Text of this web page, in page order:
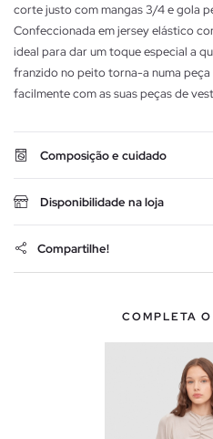
corte justo com mangas 3/4 e gola
Confeccionada em jersey elástico
ideal para dar um toque especial a
franzido no peito torna-a numa
facilmente com as suas peças de
Composição e cuidado
Disponibilidade na loja
Compartilhe!
COMPLETA